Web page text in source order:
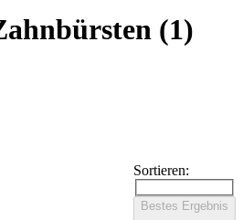
(1)
Sortieren:
Bestes Ergebnis